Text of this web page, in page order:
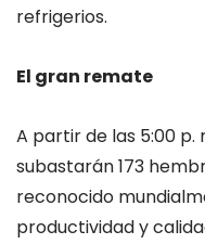
refrigerios.
El gran remate
A partir de las 5:00 p.
subastarán 173
reconocido
productividad y